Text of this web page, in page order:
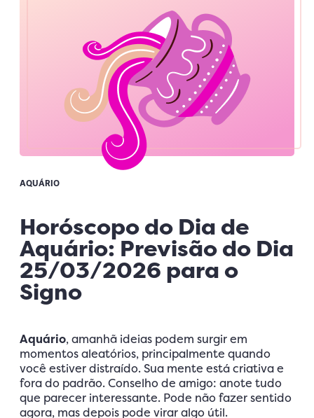
AQUÁRIO
Horóscopo do Dia de
Aquário: Previsão do Dia
25/03/2026 para o
Signo
Aquário, amanhã ideias podem surgir em
momentos aleatórios, principalmente quando
você estiver distraído. Sua mente está criativa e
fora do padrão. Conselho de amigo: anote tudo
que parecer interessante. Pode não fazer sentido
agora, mas depois pode virar algo útil.